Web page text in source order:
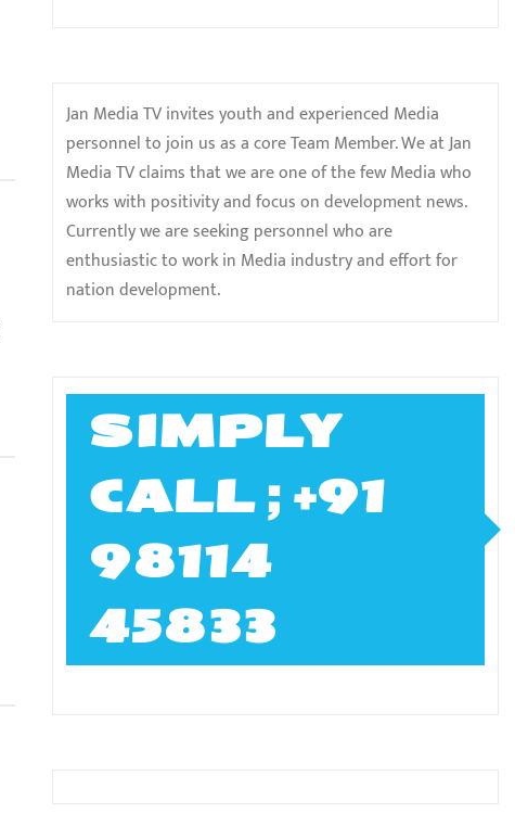
Jan Media TV invites youth and experienced Media
personnel to join us as a core Team Member. We at Jan
Media TV claims that we are one of the few Media who
works with positivity and focus on development news.
Currently we are seeking personnel who are
enthusiastic to work in Media industry and effort for
nation development.
SIMPLY
CALL ; +91
98114
45833